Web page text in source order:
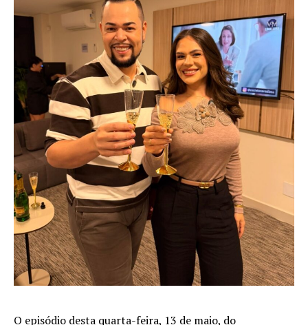
O episódio desta quarta-feira, 13 de maio, do